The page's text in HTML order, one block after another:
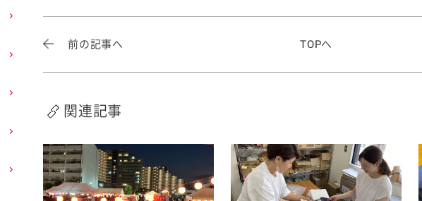
前の記事へ TOPへ
関連記事